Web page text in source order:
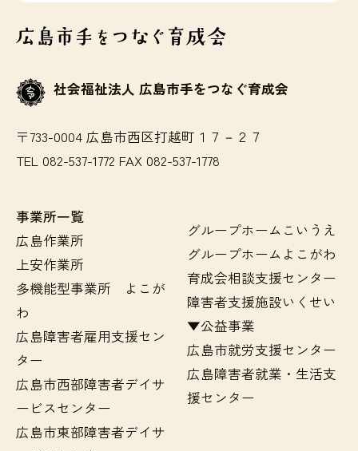
社会福祉法人 広島市手をつなぐ育成会
〒733-0004 広島市西区打越町１７－２７
TEL 082-537-1772 FAX 082-537-1778
事業所一覧
広島作業所
上安作業所
多機能型事業所 よこが
わ
広島障害者雇用支援セン
ター
広島市西部障害者デイサ
ービスセンター
広島市東部障害者デイサ
グループホームこいうえ
グループホームよこがわ
育成会相談支援センター
障害者支援施設いくせい
▼公益事業
広島市就労支援センター
広島障害者就業・生活支
援センター